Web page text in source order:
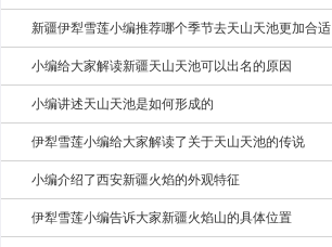
新疆伊犁雪莲小编推荐哪个季节去天山天池更加合适
小编给大家解读新疆天山天池可以出名的原因
小编讲述天山天池是如何形成的
伊犁雪莲小编给大家解读了关于天山天池的传说
小编介绍了西安新疆火焰的外观特征
伊犁雪莲小编告诉大家新疆火焰山的具体位置